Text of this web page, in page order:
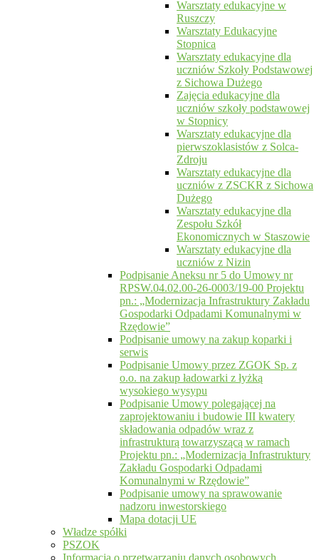
Warsztaty edukacyjne w
Ruszczy
Warsztaty Edukacyjne
Stopnica
Warsztaty edukacyjne dla
uczniów Szkoły Podstawowej
z Sichowa Dużego
Zajęcia edukacyjne dla
uczniów szkoły podstawowej
w Stopnicy
Warsztaty edukacyjne dla
pierwszoklasistów z Solca-
Zdroju
Warsztaty edukacyjne dla
uczniów z ZSCKR z Sichowa
Dużego
Warsztaty edukacyjne dla
Zespołu Szkół
Ekonomicznych w Staszowie
Warsztaty edukacyjne dla
uczniów z Nizin
Podpisanie Aneksu nr 5 do Umowy nr
RPSW.04.02.00-26-0003/19-00 Projektu
pn.: „Modernizacja Infrastruktury Zakładu
Gospodarki Odpadami Komunalnymi w
Rzędowie”
Podpisanie umowy na zakup koparki i
serwis
Podpisanie Umowy przez ZGOK Sp. z
o.o. na zakup ładowarki z łyżką
wysokiego wysypu
Podpisanie Umowy polegającej na
zaprojektowaniu i budowie III kwatery
składowania odpadów wraz z
infrastrukturą towarzyszącą w ramach
Projektu pn.: „Modernizacja Infrastruktury
Zakładu Gospodarki Odpadami
Komunalnymi w Rzędowie”
Podpisanie umowy na sprawowanie
nadzoru inwestorskiego
Mapa dotacji UE
Władze spółki
PSZOK
Informacja o przetwarzaniu danych osobowych